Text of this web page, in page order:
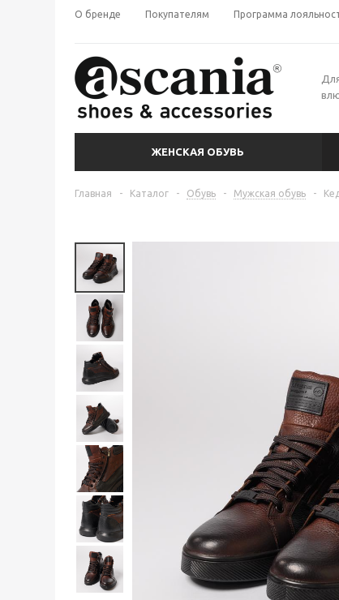
О бренде Покупателям Программа
ЖЕНСКАЯ ОБУВЬ
Главная - Каталог - Обувь - Мужская обувь -